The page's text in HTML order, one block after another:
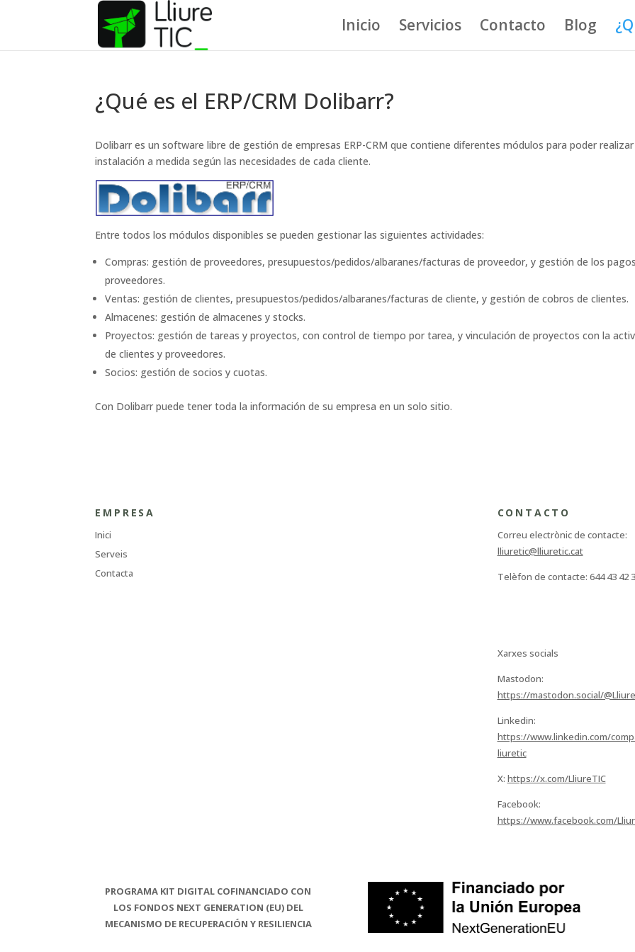
Inicio Servicios Contacto Blog
¿Qué es el ERP/CRM Dolibarr?
Dolibarr es un software libre de gestión de empresas ERP-CRM que contiene diferentes módulos para poder
instalación a medida según las necesidades de cada cliente.
Entre todos los módulos disponibles se pueden gestionar las siguientes actividades:
Compras: gestión de proveedores, presupuestos/pedidos/albaranes/facturas de proveedor, y gestión de los
proveedores.
Ventas: gestión de clientes, presupuestos/pedidos/albaranes/facturas de cliente, y gestión de cobros de clientes.
Almacenes: gestión de almacenes y stocks.
Proyectos: gestión de tareas y proyectos, con control de tiempo por tarea, y vinculación de proyectos con la
de clientes y proveedores.
Socios: gestión de socios y cuotas.
Con Dolibarr puede tener toda la información de su empresa en un solo sitio.
EMPRESA
Inici
Serveis
Contacta
CONTACTO
Correu electrònic de contacte:
lliuretic@lliuretic.cat
Telèfon de contacte: 644 43 42
Xarxes socials
Mastodon:
https://mastodon.social/
Linkedin:
https://www.linkedin.com/
liuretic
X: https://x.com/LliureTIC
Facebook:
https://www.facebook.com/
PROGRAMA KIT DIGITAL COFINANCIADO CON
LOS FONDOS NEXT GENERATION (EU) DEL
MECANISMO DE RECUPERACIÓN Y RESILIENCIA